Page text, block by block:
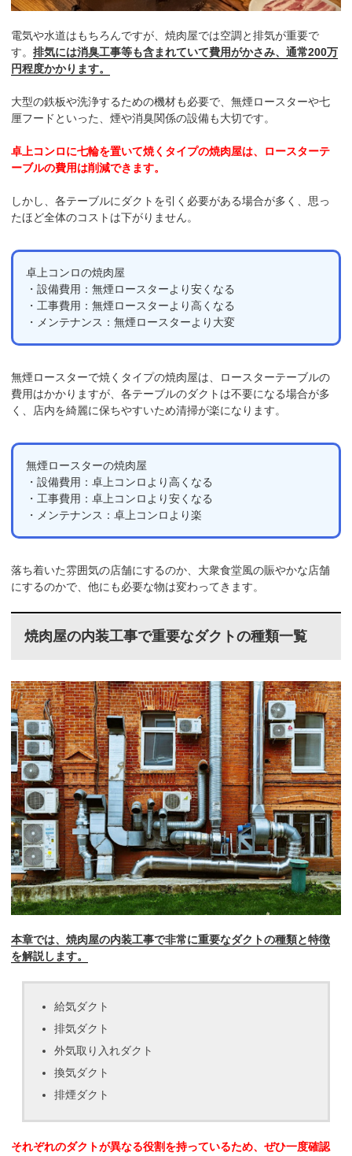
電気や水道はもちろんですが、焼肉屋では空調と排気が重要で
す。排気には消臭工事等も含まれていて費用がかさみ、通常200万
円程度かかります。
大型の鉄板や洗浄するための機材も必要で、無煙ロースターや七
厘フードといった、煙や消臭関係の設備も大切です。
卓上コンロに七輪を置いて焼くタイプの焼肉屋は、ロースターテ
ーブルの費用は削減できます。
しかし、各テーブルにダクトを引く必要がある場合が多く、思っ
たほど全体のコストは下がりません。
卓上コンロの焼肉屋
・設備費用：無煙ロースターより安くなる
・工事費用：無煙ロースターより高くなる
・メンテナンス：無煙ロースターより大変
無煙ロースターで焼くタイプの焼肉屋は、ロースターテーブルの
費用はかかりますが、各テーブルのダクトは不要になる場合が多
く、店内を綺麗に保ちやすいため清掃が楽になります。
無煙ロースターの焼肉屋
・設備費用：卓上コンロより高くなる
・工事費用：卓上コンロより安くなる
・メンテナンス：卓上コンロより楽
落ち着いた雰囲気の店舗にするのか、大衆食堂風の賑やかな店舗
にするのかで、他にも必要な物は変わってきます。
焼肉屋の内装工事で重要なダクトの種類一覧
本章では、焼肉屋の内装工事で非常に重要なダクトの種類と特徴
を解説します。
給気ダクト
排気ダクト
外気取り入れダクト
換気ダクト
排煙ダクト
それぞれのダクトが異なる役割を持っているため、ぜひ一度確認